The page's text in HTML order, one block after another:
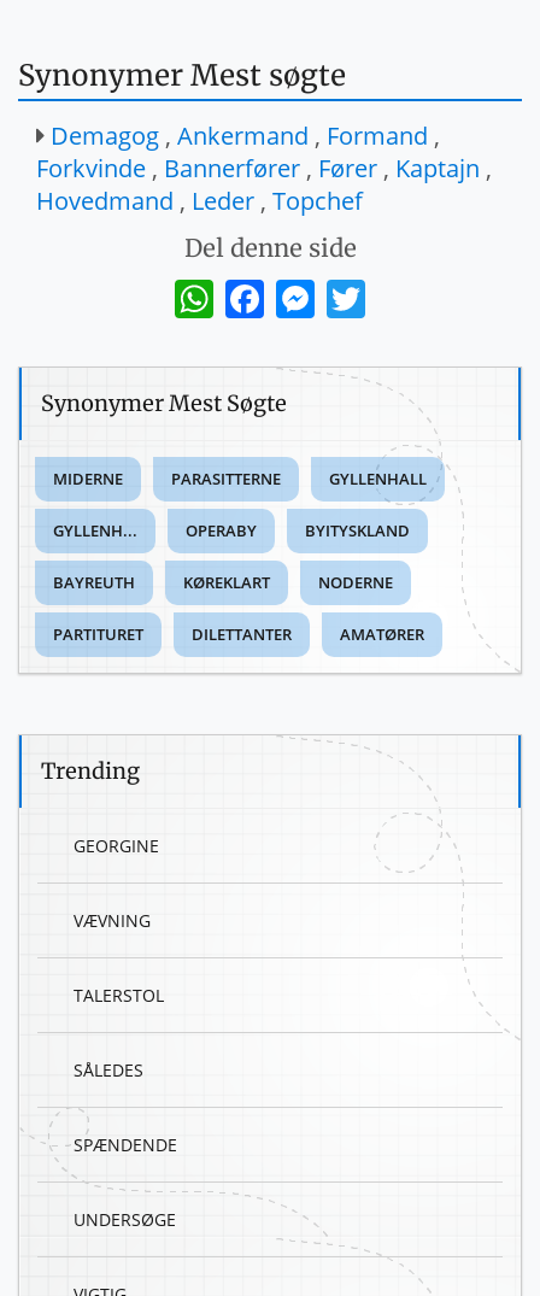
Synonymer Mest søgte
Demagog , Ankermand , Formand ,
Forkvinde , Bannerfører , Fører , Kaptajn ,
Hovedmand , Leder , Topchef
Del denne side
WhatsAppFacebookMessenger
Synonymer Mest Søgte
MIDERNE PARASITTERNE GYLLENHALL
GYLLENH... OPERABY BYITYSKLAND
BAYREUTH KØREKLART NODERNE
PARTITURET DILETTANTER AMATØRER
Trending
GEORGINE
VÆVNING
TALERSTOL
SÅLEDES
SPÆNDENDE
UNDERSØGE